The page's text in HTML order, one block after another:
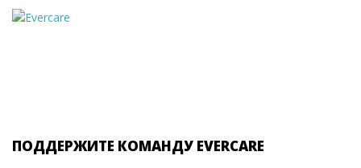
ПОДДЕРЖИТЕ КОМАНДУ EVERCARE